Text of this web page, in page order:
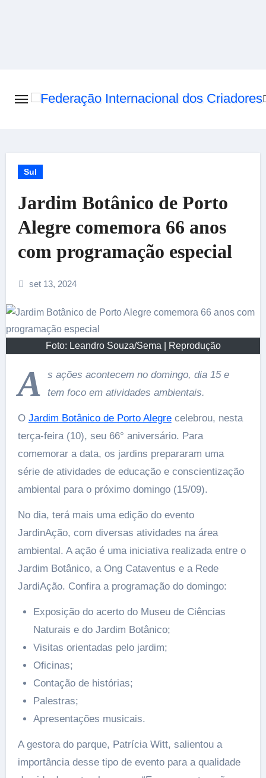
Sul
Jardim Botânico de Porto
Alegre comemora 66 anos
com programação especial
set 13, 2024
Foto: Leandro Souza/Sema | Reprodução
A
s ações acontecem no domingo, dia 15 e
tem foco em atividades ambientais.
O Jardim Botânico de Porto Alegrecelebrou, nesta
terça-feira (10), seu 66° aniversário. Para
comemorar a data, os jardins prepararam uma
série de atividades de educação e conscientização
ambiental para o próximo domingo (15/09).
No dia, terá mais uma edição do evento
JardinAção, com diversas atividades na área
ambiental. A ação é uma iniciativa realizada entre o
Jardim Botânico, a Ong Cataventus e a Rede
JardiAção. Confira a programação do domingo:
Exposição do acerto do Museu de Ciências
Naturais e do Jardim Botânico;
Visitas orientadas pelo jardim;
Oficinas;
Contação de histórias;
Palestras;
Apresentações musicais.
A gestora do parque, Patrícia Witt, salientou a
importância desse tipo de evento para a qualidade